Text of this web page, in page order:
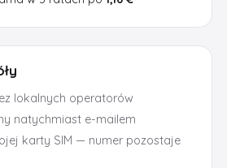
lokalnych operatorów
natychmiast e-mailem
karty SIM — numer pozostaje